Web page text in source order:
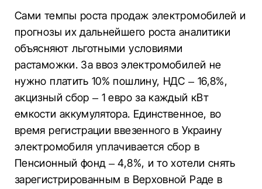
Сами темпы роста продаж электромобилей и
прогнозы их дальнейшего роста аналитики
объясняют льготными условиями
растаможки. За ввоз электромобилей не
нужно платить 10% пошлину, НДС – 16,8%,
акцизный сбор – 1 евро за каждый кВт
емкости аккумулятора. Единственное, во
время регистрации ввезенного в Украину
электромобиля уплачивается сбор в
Пенсионный фонд – 4,8%, и то хотели снять
зарегистрированным в Верховной Раде в